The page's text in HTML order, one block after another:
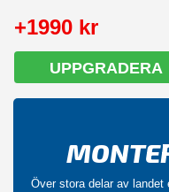
+1990 kr
UPPGRADERA
Över stora delar av landet